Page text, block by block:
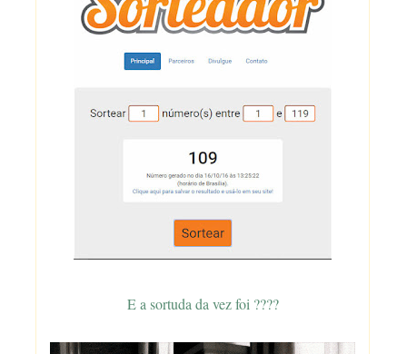
E a sortuda da vez foi ????